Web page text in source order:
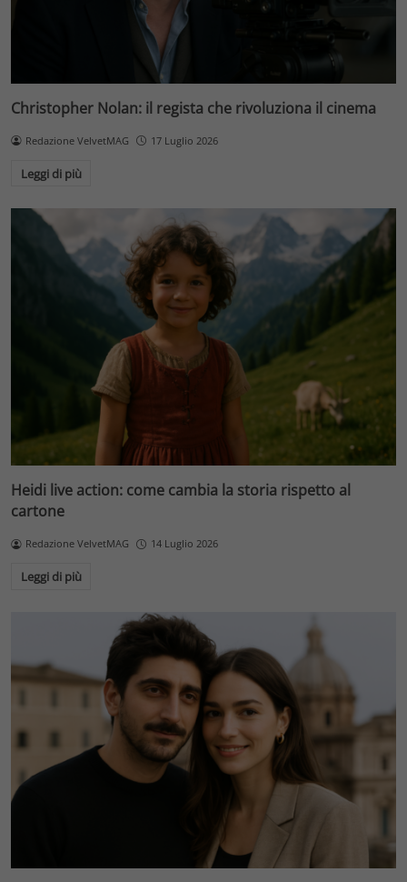
Christopher Nolan: il regista che rivoluziona il cinema
Redazione VelvetMAG 17 Luglio 2026
Leggi di più
Heidi live action: come cambia la storia rispetto al
cartone
Redazione VelvetMAG 14 Luglio 2026
Leggi di più